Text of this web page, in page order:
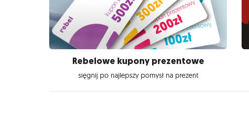
Rebelowe kupony prezentowe
sięgnij po najlepszy pomysł na prezent